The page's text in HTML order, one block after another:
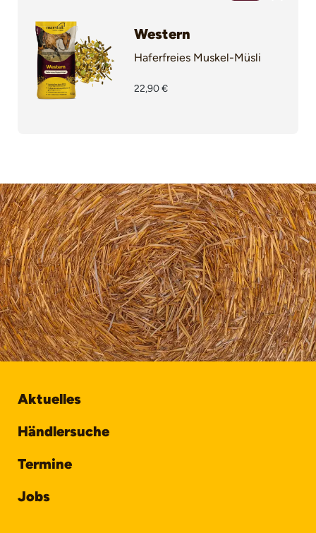
Western
Haferfreies Muskel-Müsli
22,90 €
Aktuelles
Händlersuche
Termine
Jobs